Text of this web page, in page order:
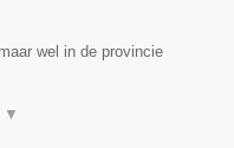
wel in de provincie
▼